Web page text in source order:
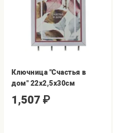
Ключница "Счастья в
дом" 22х2,5х30см
1,507 ₽